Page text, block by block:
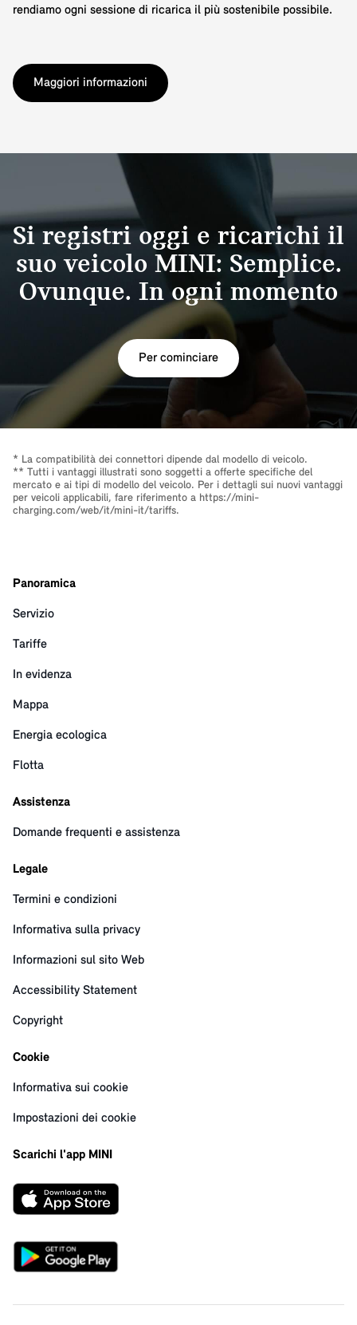
rendiamo ogni sessione di ricarica il più sostenibile possibile.
Maggiori informazioni
Si registri oggi e ricarichi il
suo veicolo MINI: Semplice.
Ovunque. In ogni momento
Per cominciare
* La compatibilità dei connettori dipende dal modello di veicolo.
** Tutti i vantaggi illustrati sono soggetti a offerte specifiche del
mercato e ai tipi di modello del veicolo. Per i dettagli sui nuovi vantaggi
per veicoli applicabili, fare riferimento a https://mini-
charging.com/web/it/mini-it/tariffs.
Panoramica
Servizio
Tariffe
In evidenza
Mappa
Energia ecologica
Flotta
Assistenza
Domande frequenti e assistenza
Legale
Termini e condizioni
Informativa sulla privacy
Informazioni sul sito Web
Accessibility Statement
Copyright
Cookie
Informativa sui cookie
Impostazioni dei cookie
Scarichi l'app MINI